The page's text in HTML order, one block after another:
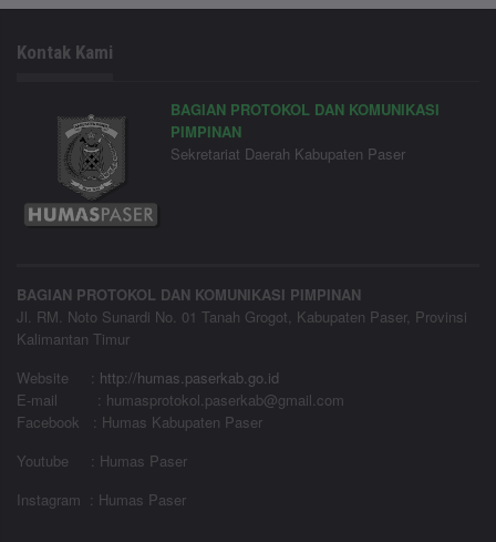
Kontak Kami
BAGIAN PROTOKOL DAN KOMUNIKASI
PIMPINAN
Sekretariat Daerah Kabupaten Paser
BAGIAN PROTOKOL DAN KOMUNIKASI PIMPINAN
Jl. RM. Noto Sunardi No. 01 Tanah Grogot, Kabupaten Paser, Provinsi
Kalimantan Timur
Website
: http://humas.paserkab.go.id
E-mail : humasprotokol.paserkab@gmail.com
Facebook : Humas Kabupaten Paser
Youtube : Humas Paser
Instagram : Humas Paser